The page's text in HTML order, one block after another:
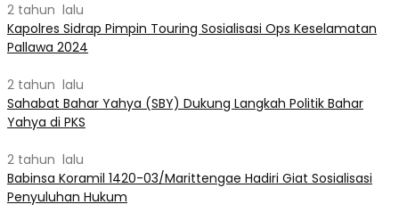
2 tahun lalu
Kapolres Sidrap Pimpin Touring Sosialisasi Ops Keselamatan
Pallawa 2024
2 tahun lalu
Sahabat Bahar Yahya (SBY) Dukung Langkah Politik Bahar
Yahya di PKS
2 tahun lalu
Babinsa Koramil 1420-03/Marittengae Hadiri Giat Sosialisasi
Penyuluhan Hukum